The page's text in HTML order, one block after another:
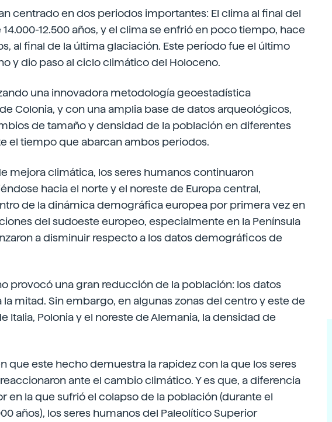
centrado en dos periodos importantes: El clima al final del
12.500 años, y el clima se enfrió en poco tiempo, hace
al final de la última glaciación. Este período fue el último
y dio paso al ciclo climático del Holoceno.
una innovadora metodología geoestadística
Colonia, y con una amplia base de datos arqueológicos,
de tamaño y densidad de la población en diferentes
el tiempo que abarcan ambos periodos.
mejora climática, los seres humanos continuaron
hacia el norte y el noreste de Europa central,
de la dinámica demográfica europea por primera vez en
del sudoeste europeo, especialmente en la Península
a disminuir respecto a los datos demográficos de
provocó una gran reducción de la población: los datos
mitad. Sin embargo, en algunas zonas del centro y este de
Italia, Polonia y el noreste de Alemania, la densidad de
que este hecho demuestra la rapidez con la que los seres
ante el cambio climático. Y es que, a diferencia
en la que sufrió el colapso de la población (durante el
años), los seres humanos del Paleolítico Superior